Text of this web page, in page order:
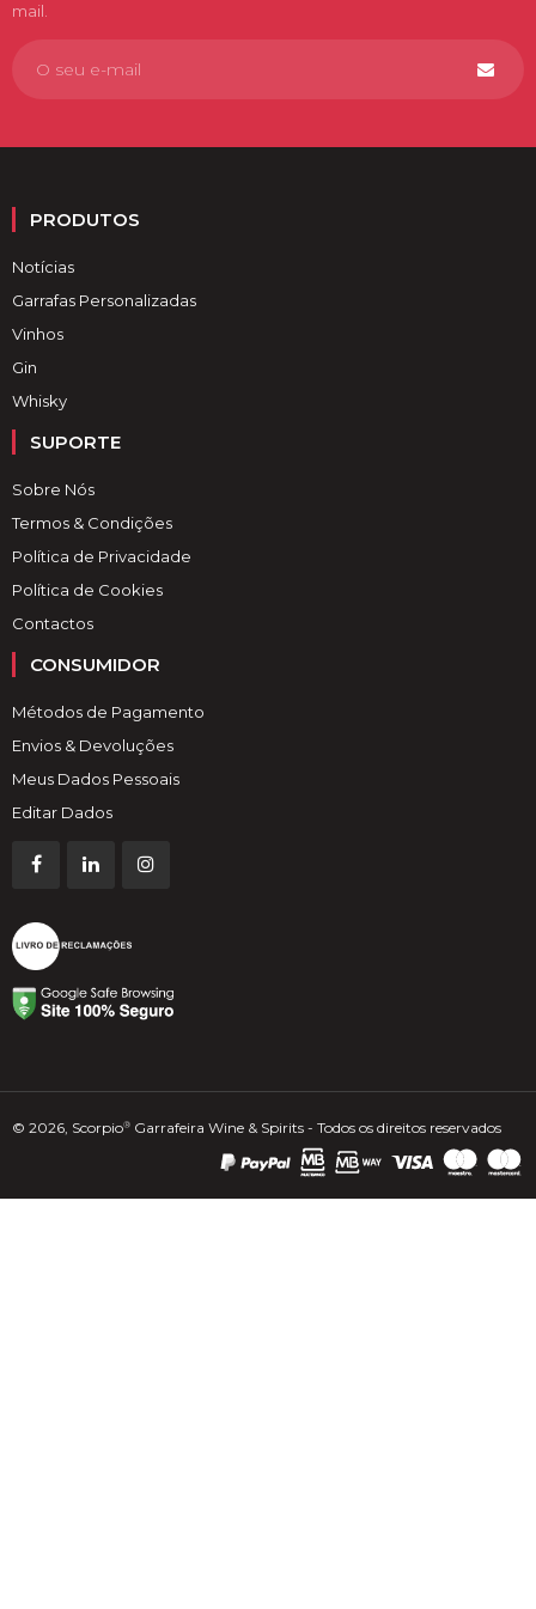
mail.
PRODUTOS
Notícias
Garrafas Personalizadas
Vinhos
Gin
Whisky
SUPORTE
Sobre Nós
Termos & Condições
Política de Privacidade
Política de Cookies
Contactos
CONSUMIDOR
Métodos de Pagamento
Envios & Devoluções
Meus Dados Pessoais
Editar Dados
© 2026, Scorpio® Garrafeira Wine & Spirits - Todos os direitos reservados